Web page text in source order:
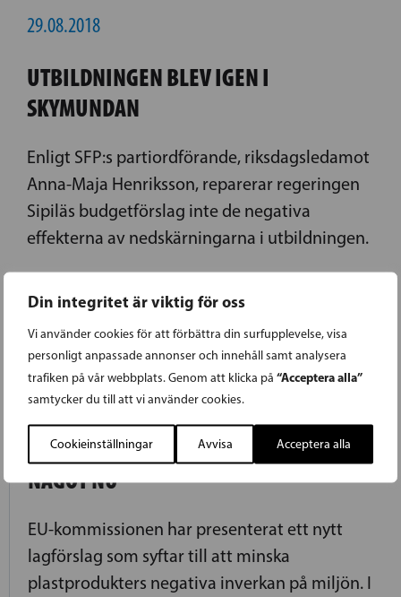
Din integritet är viktig för oss
Vi använder cookies för att förbättra din surfupplevelse, visa
personligt anpassade annonser och innehåll samt analysera
trafiken på vår webbplats. Genom att klicka på “Acceptera alla”
samtycker du till att vi använder cookies.
Cookieinställningar Avvisa Acceptera alla
29.08.2018
UTBILDNINGEN BLEV IGEN I
SKYMUNDAN
Enligt SFP:s partiordförande, riksdagsledamot
Anna-Maja Henriksson, reparerar regeringen
Sipiläs budgetförslag inte de negativa
effekterna av nedskärningarna i utbildningen.
05.09.2018
TORVALDS: MERA PLAST ÄN FISK I
VÄRLDSHAVEN ÅR 2050 OM VI INTE GÖR
NÅGOT NU
EU-kommissionen har presenterat ett nytt
lagförslag som syftar till att minska
plastprodukters negativa inverkan på miljön. I